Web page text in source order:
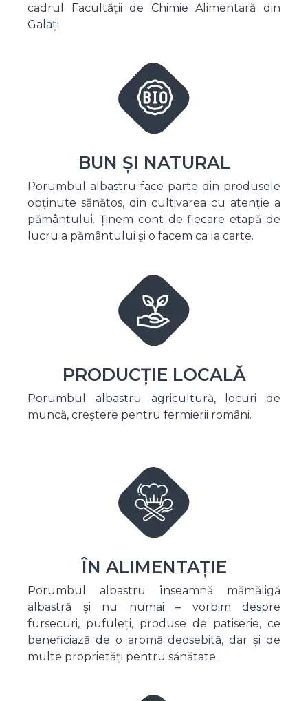
cadrul Facultății de Chimie Alimentară din
Galați.
BUN ȘI NATURAL
Porumbul albastru face parte din produsele
obținute sănătos, din cultivarea cu atenție a
pământului. Ținem cont de fiecare etapă de
lucru a pământului și o facem ca la carte.
PRODUCȚIE LOCALĂ
Porumbul albastru agricultură, locuri de
muncă, creștere pentru fermierii români.
ÎN ALIMENTAȚIE
Porumbul albastru înseamnă mămăligă
albastră și nu numai – vorbim despre
fursecuri, pufuleți, produse de patiserie, ce
beneficiază de o aromă deosebită, dar și de
multe proprietăți pentru sănătate.